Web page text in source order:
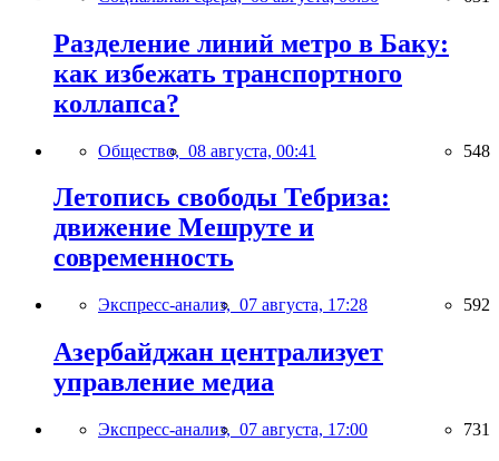
Разделение линий метро в Баку:
как избежать транспортного
коллапса?
Общество, 08 августа, 00:41 548
Летопись свободы Тебриза:
движение Мешруте и
современность
Экспресс-анализ, 07 августа, 17:28 592
Азербайджан централизует
управление медиа
Экспресс-анализ, 07 августа, 17:00 731